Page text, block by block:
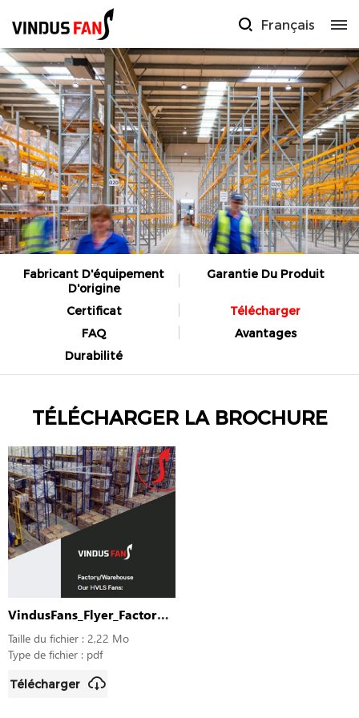
Français
Fabricant D'équipement
D'origine
Garantie Du Produit
Certificat
Télécharger
FAQ
Avantages
Durabilité
TÉLÉCHARGER LA BROCHURE
VindusFans_Flyer_FactoryWarehouse
Taille du fichier : 2,22 Mo
Type de fichier : pdf
Télécharger